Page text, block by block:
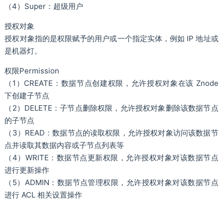
（4）Super：超级用户
授权对象
授权对象指的是权限赋予的用户或一个指定实体，例如 IP 地址或
是机器灯。
权限Permission
（1）CREATE：数据节点创建权限，允许授权对象在该 Znode
下创建子节点
（2）DELETE：子节点删除权限，允许授权对象删除该数据节点
的子节点
（3）READ：数据节点的读取权限，允许授权对象访问该数据节
点并读取其数据内容或子节点列表等
（4）WRITE：数据节点更新权限，允许授权对象对该数据节点
进行更新操作
（5）ADMIN：数据节点管理权限，允许授权对象对该数据节点
进行 ACL 相关设置操作